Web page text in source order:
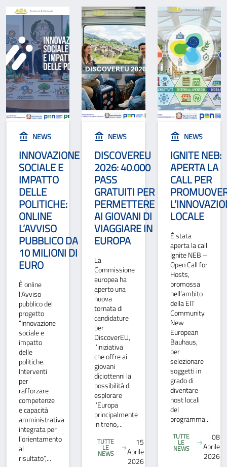
NEWS
INNOVAZIONE
SOCIALE E
IMPATTO
DELLE
POLITICHE:
ONLINE
L’AVVISO
PUBBLICO DA
10 MILIONI DI
EURO
È online
l’Avviso
pubblico del
progetto
“Innovazione
sociale e
impatto
delle
politiche.
Interventi
per
rafforzare
competenze
e capacità
amministrativa
integrata per
l’orientamento
al
risultato”,...
NEWS
DISCOVEREU
2026: 40.000
PASS
GRATUITI PER
PERMETTERE
AI GIOVANI DI
VIAGGIARE IN
EUROPA
La
Commissione
europea ha
aperto una
nuova
tornata di
candidature
per
DiscoverEU,
l’iniziativa
che offre ai
giovani
diciottenni la
possibilità di
esplorare
l’Europa
principalmente
in treno,...
TUTTE
LE
NEWS
15
Aprile
2026
NEWS
IGNITE NEB:
APERTA LA
CALL PER
LOCALE
È stata
aperta la call
Ignite NEB –
Open Call for
Hosts,
promossa
nell’ambito
della EIT
Community
New
European
Bauhaus,
per
selezionare
soggetti in
grado di
diventare
host locali
del
programma...
TUTTE
LE
NEWS
08
Aprile
2026